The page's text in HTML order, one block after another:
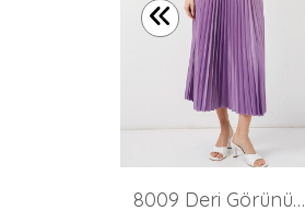
8009 Deri Görünümlü Piliseli Etek - Lila